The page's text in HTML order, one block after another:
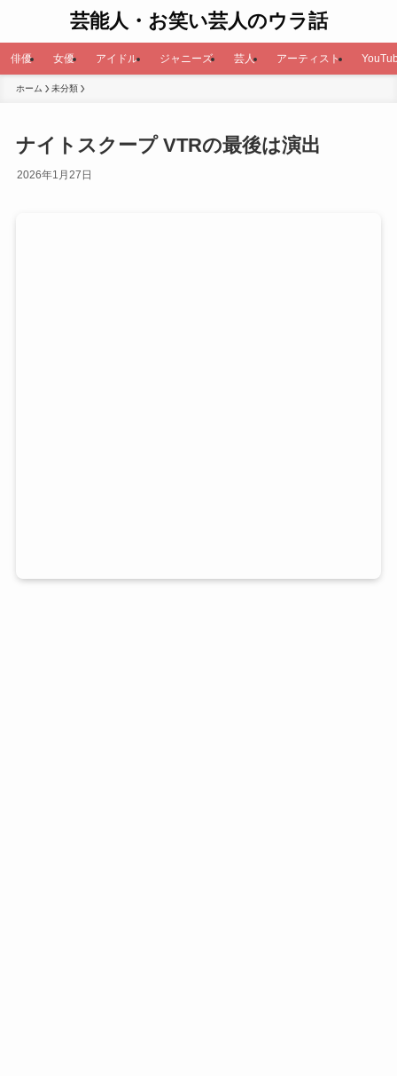
芸能人・お笑い芸人のウラ話
俳優 女優 アイドル ジャニーズ 芸人 アーティスト
ホーム 未分類
ナイトスクープ VTRの最後は演出
2026年1月27日